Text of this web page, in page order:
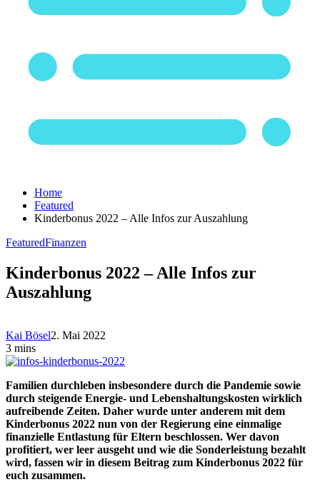
Home
Featured
Kinderbonus 2022 – Alle Infos zur Auszahlung
FeaturedFinanzen
Kinderbonus 2022 – Alle Infos zur
Auszahlung
Kai Bösel2. Mai 2022
3 mins
Familien durchleben insbesondere durch die Pandemie sowie
durch steigende Energie- und Lebenshaltungskosten wirklich
aufreibende Zeiten. Daher wurde unter anderem mit dem
Kinderbonus 2022 nun von der Regierung eine einmalige
finanzielle Entlastung für Eltern beschlossen. Wer davon
profitiert, wer leer ausgeht und wie die Sonderleistung bezahlt
wird, fassen wir in diesem Beitrag zum Kinderbonus 2022 für
euch zusammen.